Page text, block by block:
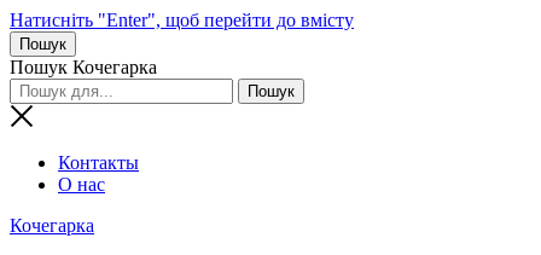
Натисніть "Enter", щоб перейти до вмісту
Пошук
Пошук Кочегарка
Контакты
О нас
Кочегарка